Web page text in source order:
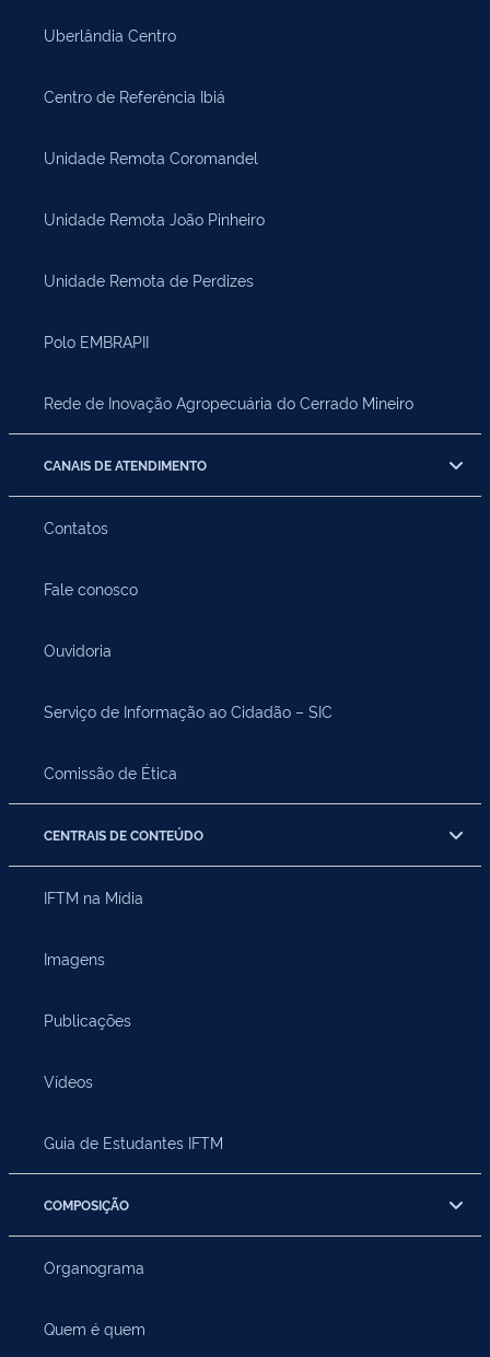
Uberlândia Centro
Centro de Referência Ibiá
Unidade Remota Coromandel
Unidade Remota João Pinheiro
Unidade Remota de Perdizes
Polo EMBRAPII
Rede de Inovação Agropecuária do Cerrado Mineiro
CANAIS DE ATENDIMENTO
Contatos
Fale conosco
Ouvidoria
Serviço de Informação ao Cidadão – SIC
Comissão de Ética
CENTRAIS DE CONTEÚDO
IFTM na Mídia
Imagens
Publicações
Vídeos
Guia de Estudantes IFTM
COMPOSIÇÃO
Organograma
Quem é quem